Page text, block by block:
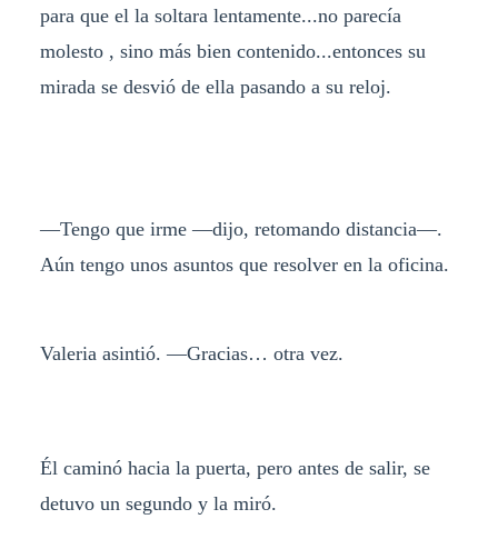
para que el la soltara lentamente...no parecía
molesto , sino más bien contenido...entonces su
mirada se desvió de ella pasando a su reloj.
—Tengo que irme —dijo, retomando distancia—.
Aún tengo unos asuntos que resolver en la oficina.
Valeria asintió. —Gracias… otra vez.
Él caminó hacia la puerta, pero antes de salir, se
detuvo un segundo y la miró.